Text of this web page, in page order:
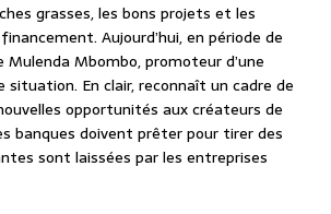
grasses, les bons projets et les
Aujourd’hui, en période de
Mulenda Mbombo, promoteur d’une
En clair, reconnaît un cadre de
opportunités aux créateurs de
banques doivent prêter pour tirer des
sont laissées par les entreprises